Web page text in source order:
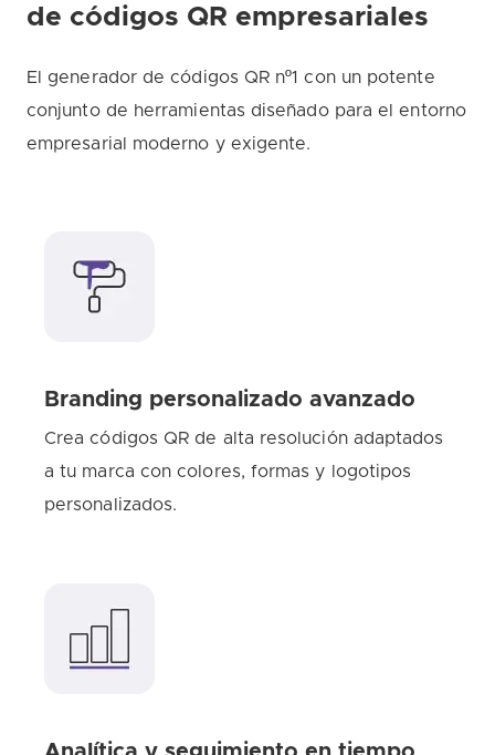
de códigos QR empresariales
El generador de códigos QR nº1 con un potente
conjunto de herramientas diseñado para el entorno
empresarial moderno y exigente.
Branding personalizado avanzado
Crea códigos QR de alta resolución adaptados
a tu marca con colores, formas y logotipos
personalizados.